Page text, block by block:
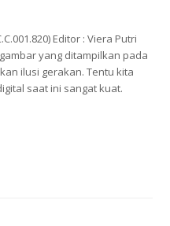
Editor : Viera Putri
yang ditampilkan pada
ilusi gerakan. Tentu kita
saat ini sangat kuat.